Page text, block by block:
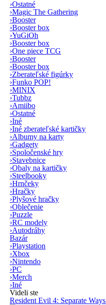
›Ostatné
›Magic The Gathering
›Booster
›Booster box
›YuGiOh
›Booster box
›One piece TCG
›Booster
›Booster box
›Zberateľské figúrky
›Funko POP!
›MINIX
›Tubbz
›Amiibo
›Ostatné
›Iné
›Iné zberateľské kartičky
›Albumy na karty
›Gadgety
›Spoločenské hry
›Stavebnice
›Obaly na kartičky
›Steelbooky
›Hrnčeky
›Hračky
›Plyšové hračky
›Oblečenie
›Puzzle
›RC modely
›Autodráhy
Bazár
›Playstation
›Xbox
›Nintendo
›PC
›Merch
›Iné
Videli ste
Resident Evil 4: Separate Ways